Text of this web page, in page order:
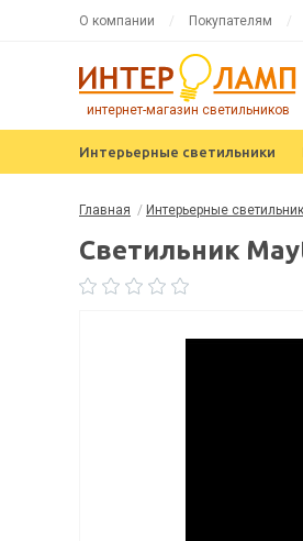
О компании Покупателям
интернет-магазин светильников
Интерьерные светильники
Главная / Интерьерные
Светильник